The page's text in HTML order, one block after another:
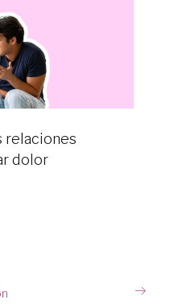
relaciones
dolor